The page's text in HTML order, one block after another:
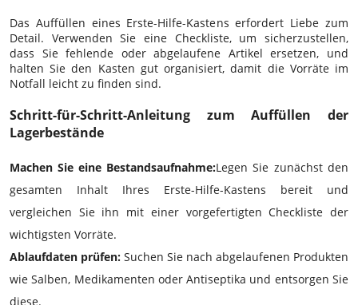
Das Auffüllen eines Erste-Hilfe-Kastens erfordert Liebe zum
Detail. Verwenden Sie eine Checkliste, um sicherzustellen,
dass Sie fehlende oder abgelaufene Artikel ersetzen, und
halten Sie den Kasten gut organisiert, damit die Vorräte im
Notfall leicht zu finden sind.
Schritt-für-Schritt-Anleitung zum Auffüllen der
Lagerbestände
Machen Sie eine Bestandsaufnahme:Legen Sie zunächst den
gesamten Inhalt Ihres Erste-Hilfe-Kastens bereit und
vergleichen Sie ihn mit einer vorgefertigten Checkliste der
wichtigsten Vorräte.
Ablaufdaten prüfen: Suchen Sie nach abgelaufenen Produkten
wie Salben, Medikamenten oder Antiseptika und entsorgen Sie
diese.